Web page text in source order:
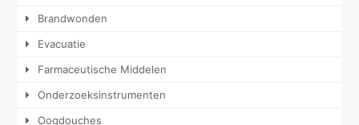
Brandwonden
Evacuatie
Farmaceutische Middelen
Onderzoeksinstrumenten
Oogdouches